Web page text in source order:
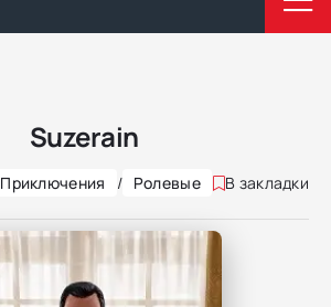
Suzerain
Приключения / Ролевые В закладки